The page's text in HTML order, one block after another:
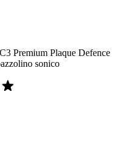
Premium Plaque Defence
sonico